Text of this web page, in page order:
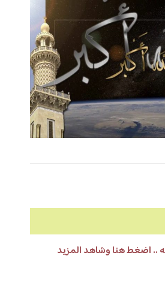
.. اضغط هنا وشاهد المزيد